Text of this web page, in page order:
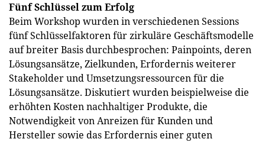
Fünf Schlüssel zum Erfolg
Beim Workshop wurden in verschiedenen Sessions
fünf Schlüsselfaktoren für zirkuläre Geschäftsmodelle
auf breiter Basis durchbesprochen: Painpoints, deren
Lösungsansätze, Zielkunden, Erfordernis weiterer
Stakeholder und Umsetzungsressourcen für die
Lösungsansätze. Diskutiert wurden beispielweise die
erhöhten Kosten nachhaltiger Produkte, die
Notwendigkeit von Anreizen für Kunden und
Hersteller sowie das Erfordernis einer guten